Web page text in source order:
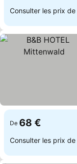
Consulter les prix de
De 68 €
Consulter les prix de